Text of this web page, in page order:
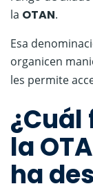
la OTAN.
Esa
organicen
les permite
¿Cuál
la
ha